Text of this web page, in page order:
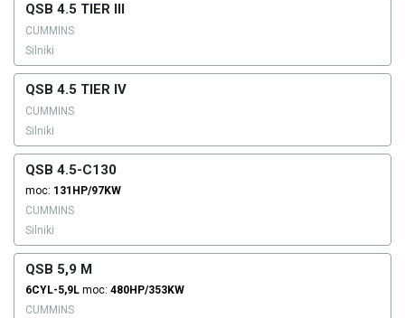
QSB 4.5 TIER III
CUMMINS
Silniki
QSB 4.5 TIER IV
CUMMINS
Silniki
QSB 4.5-C130
moc: 131HP/97KW
CUMMINS
Silniki
QSB 5,9 M
6CYL-5,9L moc: 480HP/353KW
CUMMINS